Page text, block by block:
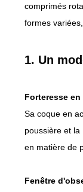
comprimés
formes
1. Un
Forteresse
Sa coque en
poussière et
en matière de
Fenêtre